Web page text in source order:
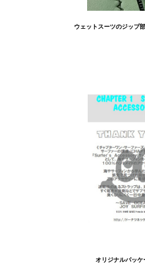
ウェットスーツのジップ
オリジナルパッ